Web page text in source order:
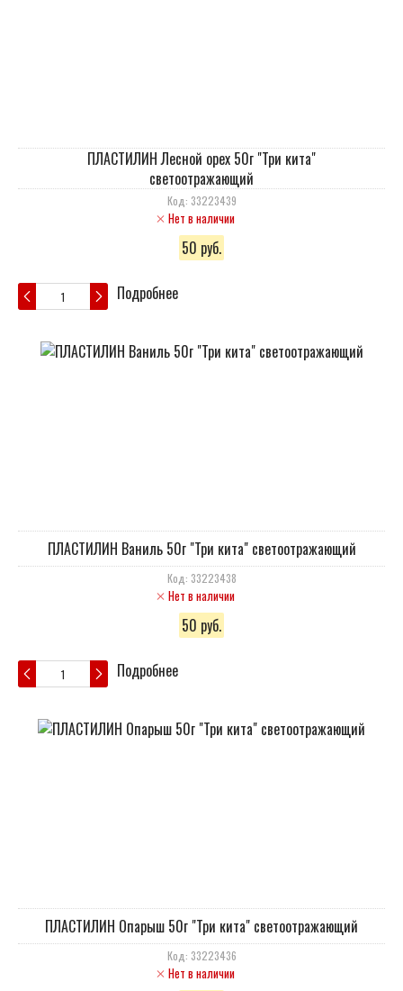
ПЛАСТИЛИН Лесной орех 50г "Три кита"
светоотражающий
Код: 33223439
Нет в наличии
50 руб.
Подробнее
ПЛАСТИЛИН Ваниль 50г "Три кита" светоотражающий
Код: 33223438
Нет в наличии
50 руб.
Подробнее
ПЛАСТИЛИН Опарыш 50г "Три кита" светоотражающий
Код: 33223436
Нет в наличии